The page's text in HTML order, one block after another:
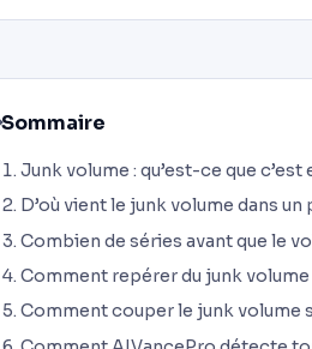
Sommaire
Junk volume : qu’est-ce que
D’où vient le junk volume dans
Combien de séries avant que le
Comment repérer du junk
Comment couper le junk volume